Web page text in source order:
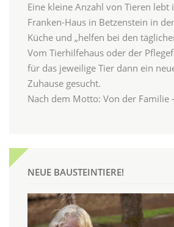
Eine kleine Anzahl von Tieren lebt
Franken-Haus in Betzenstein in
Küche und „helfen bei den
Vom Tierhilfehaus oder der
für das jeweilige Tier dann ein
Zuhause gesucht.
Nach dem Motto: Von der Familie
NEUE BAUSTEINTIERE!